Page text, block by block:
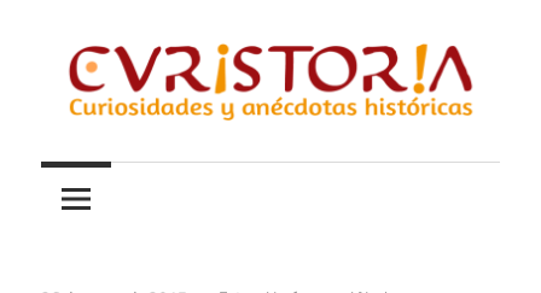
contenido
Curistoria
y
anécdotas